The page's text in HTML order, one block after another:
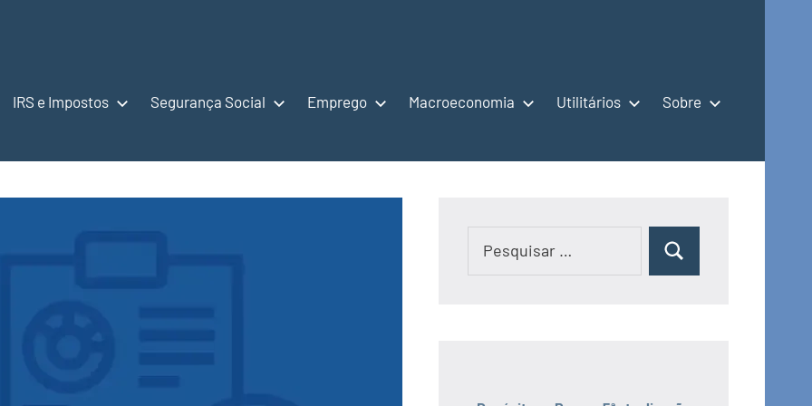
IRS e Impostos Segurança Social Emprego Macroeconomia Utilitários Sobre
Pesquisar